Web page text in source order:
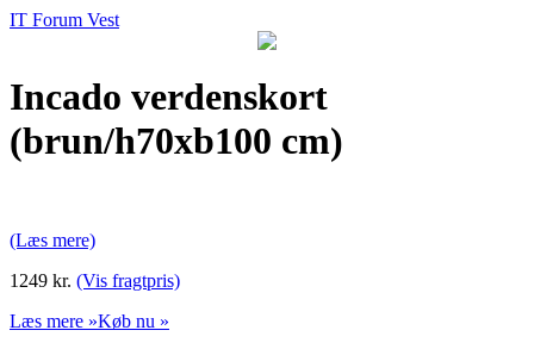
IT Forum Vest
Incado verdenskort
(brun/h70xb100 cm)
(Læs mere)
1249 kr. (Vis fragtpris)
Læs mere »Køb nu »